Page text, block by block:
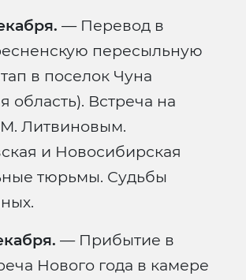
— Перевод в
пересыльную
в поселок Чуна
область). Встреча на
Литвиновым.
и Новосибирская
тюрьмы. Судьбы
— Прибытие в
Нового года в камере